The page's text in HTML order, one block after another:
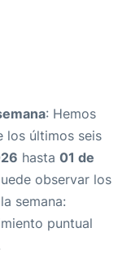
: Hemos
los últimos seis
hasta 01 de
observar los
semana:
puntual